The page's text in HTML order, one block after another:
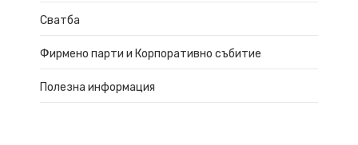
Сватба
Фирмено парти и Корпоративно събитие
Полезна информация